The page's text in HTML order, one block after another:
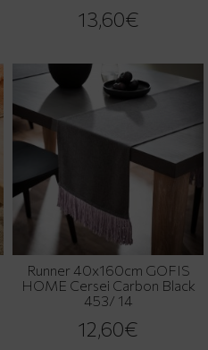
13,60€
Runner 40x160cm GOFIS
HOME Cersei Carbon Black
453/ 14
12,60€